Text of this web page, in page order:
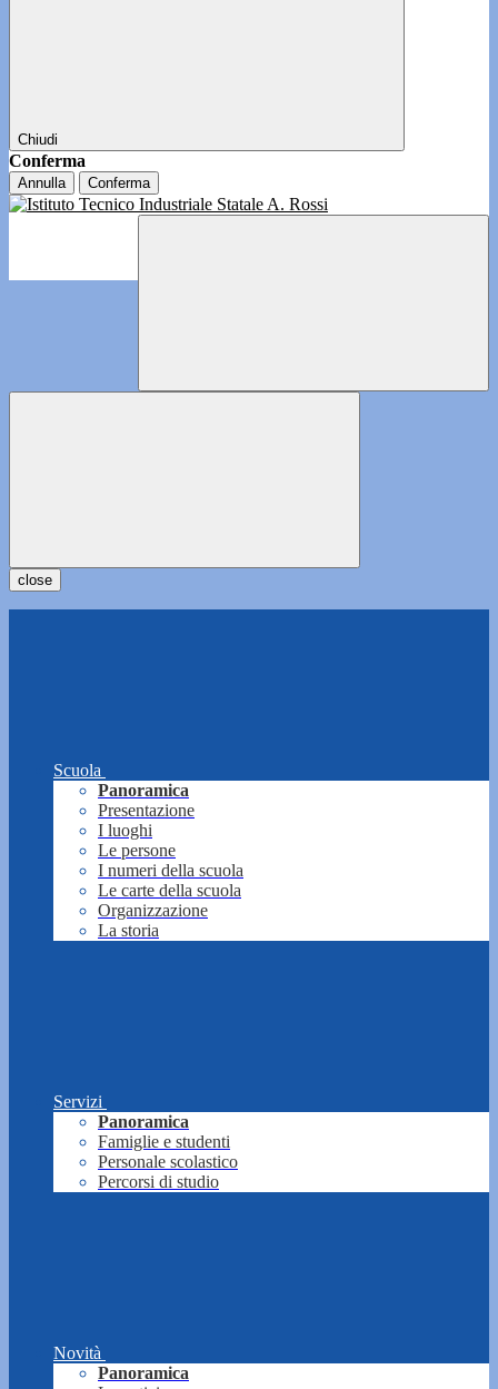
Chiudi
Conferma
Annulla Conferma
close
Scuola
Panoramica
Presentazione
I luoghi
Le persone
I numeri della scuola
Le carte della scuola
Organizzazione
La storia
Servizi
Panoramica
Famiglie e studenti
Personale scolastico
Percorsi di studio
Novità
Panoramica